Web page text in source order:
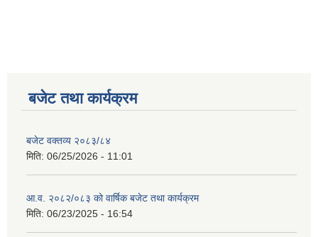
बजेट तथा कार्यक्रम
बजेट वक्तव्य २०८३/८४
मिति: 06/25/2026 - 11:01
आ.व. २०८२/०८३ को वार्षिक बजेट तथा कार्यक्रम
मिति: 06/23/2025 - 16:54